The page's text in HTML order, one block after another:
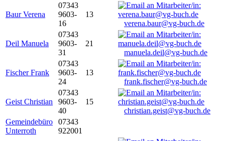
Baur Verena
07343
9603-
16
13
verena.baur@vg-buch.de
Deil Manuela
07343
9603-
31
21
manuela.deil@vg-buch.de
Fischer Frank
07343
9603-
24
13
frank.fischer@vg-buch.de
Geist Christian
07343
9603-
40
15
christian.geist@vg-buch.de
Gemeindebüro
Unterroth
07343
922001